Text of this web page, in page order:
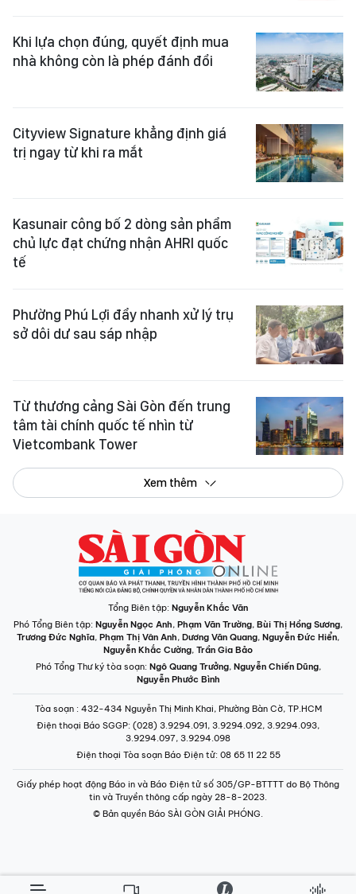
Khi lựa chọn đúng, quyết định mua
nhà không còn là phép đánh đổi
Cityview Signature khẳng định giá
trị ngay từ khi ra mắt
Kasunair công bố 2 dòng sản phẩm
chủ lực đạt chứng nhận AHRI quốc
tế
Phường Phú Lợi đẩy nhanh xử lý trụ
sở dôi dư sau sáp nhập
Từ thương cảng Sài Gòn đến trung
tâm tài chính quốc tế nhìn từ
Vietcombank Tower
Xem thêm
Tổng Biên tập: Nguyễn Khắc Văn
Phó Tổng Biên tập: Nguyễn Ngọc Anh, Phạm Văn Trường, Bùi Thị Hồng Sương,
Trương Đức Nghĩa, Phạm Thị Vân Anh, Dương Văn Quang, Nguyễn Đức Hiển,
Nguyễn Khắc Cường, Trần Gia Bảo
Phó Tổng Thư ký tòa soạn: Ngô Quang Trưởng, Nguyễn Chiến Dũng,
Nguyễn Phước Bình
Tòa soạn : 432-434 Nguyễn Thị Minh Khai, Phường Bàn Cờ, TP.HCM
Điện thoại Báo SGGP: (028) 3.9294.091, 3.9294.092, 3.9294.093,
3.9294.097, 3.9294.098
Điện thoại Tòa soạn Báo Điện tử: 08 65 11 22 55
Giấy phép hoạt động Báo in và Báo Điện tử số 305/GP-BTTTT do Bộ Thông
tin và Truyền thông cấp ngày 28-8-2023.
© Bản quyền Báo SÀI GÒN GIẢI PHÓNG.